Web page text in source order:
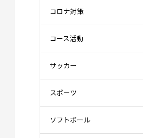
コロナ対策
コース活動
サッカー
スポーツ
ソフトボール